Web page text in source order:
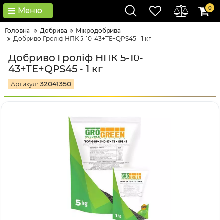
Меню 0
Головна Добрива
Мікродобрива
Добриво Гроліф НПК 5-10-43+TE+QPS45 - 1 кг
Добриво Гроліф НПК 5-10-
43+TE+QPS45 - 1 кг
Артикул: 32041350